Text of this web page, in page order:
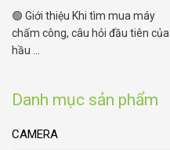
Danh mục sản phẩm
CAMERA
🟢 Giới thiệu Khi tìm mua máy
chấm công, câu hỏi đầu tiên của
hầu ...